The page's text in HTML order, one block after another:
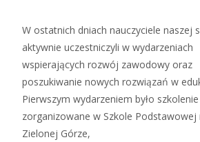
W ostatnich dniach nauczyciele naszej
aktywnie uczestniczyli w wydarzeniach
wspierających rozwój zawodowy oraz
poszukiwanie nowych rozwiązań w
Pierwszym wydarzeniem było szkolenie
zorganizowane w Szkole Podstawowej
Zielonej Górze,